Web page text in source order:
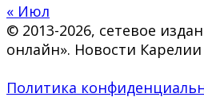
« Июл
© 2013-2026, сетевое
онлайн». Новости
Политика